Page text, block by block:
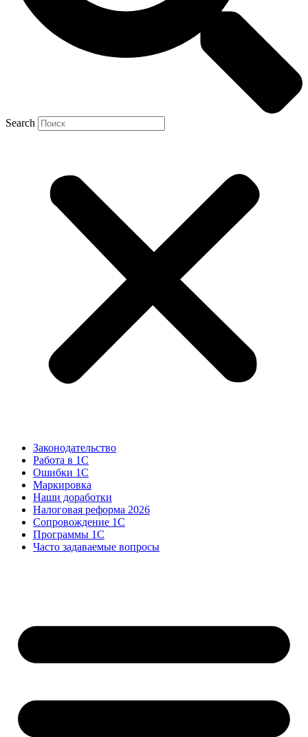
Search
Законодательство
Работа в 1С
Ошибки 1С
Маркировка
Наши доработки
Налоговая реформа 2026
Сопровождение 1С
Программы 1С
Часто задаваемые вопросы